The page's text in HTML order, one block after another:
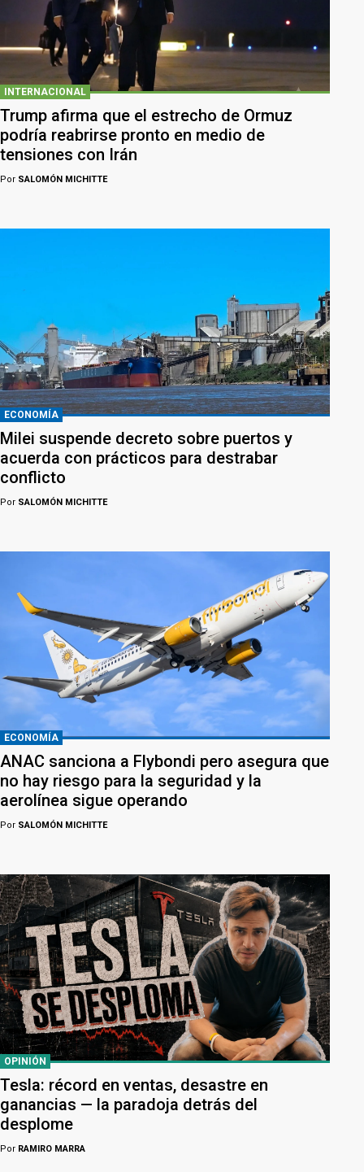
INTERNACIONAL
Trump afirma que el estrecho de Ormuz
podría reabrirse pronto en medio de
tensiones con Irán
Por SALOMÓN MICHITTE
ECONOMÍA
Milei suspende decreto sobre puertos y
acuerda con prácticos para destrabar
conflicto
Por SALOMÓN MICHITTE
ECONOMÍA
ANAC sanciona a Flybondi pero asegura que
no hay riesgo para la seguridad y la
aerolínea sigue operando
Por SALOMÓN MICHITTE
OPINIÓN
Tesla: récord en ventas, desastre en
ganancias — la paradoja detrás del
desplome
Por RAMIRO MARRA